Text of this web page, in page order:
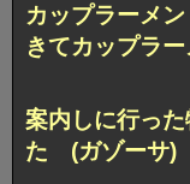
カップラーメ
きてカップラ
案内しに行っ
た (ガゾーサ)